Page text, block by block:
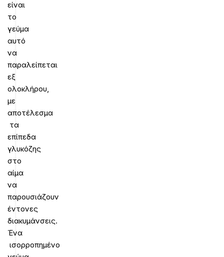
είναι
το
γεύμα
αυτό
να
παραλείπεται
εξ
ολοκλήρου,
με
αποτέλεσμα
τα
επίπεδα
γλυκόζης
στο
αίμα
να
παρουσιάζουν
έντονες
διακυμάνσεις.
Ένα
ισορροπημένο